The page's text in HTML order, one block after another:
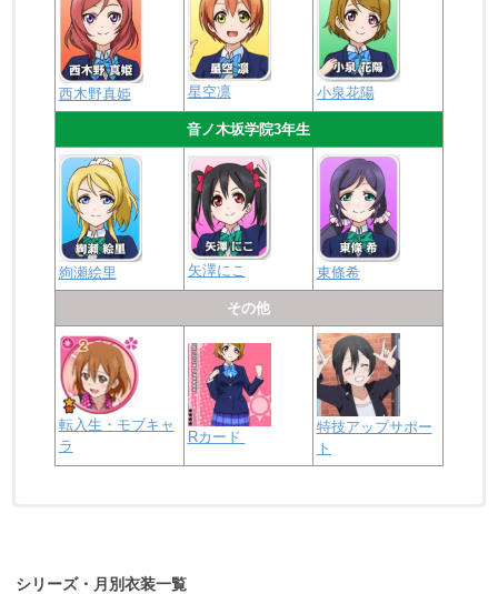
西木野真姫 星空凛 小泉花陽
音ノ木坂学院3年生
絢瀬絵里 矢澤にこ 東條希
その他
転入生・モブキャ
ラ
Rカード
特技アップサポー
ト
シリーズ・月別衣装一覧